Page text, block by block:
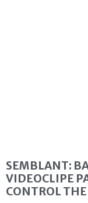
SEMBLANT:
VIDEOCLIPE
CONTROL